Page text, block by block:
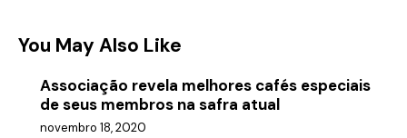
You May Also Like
Associação revela melhores cafés especiais
de seus membros na safra atual
novembro 18, 2020